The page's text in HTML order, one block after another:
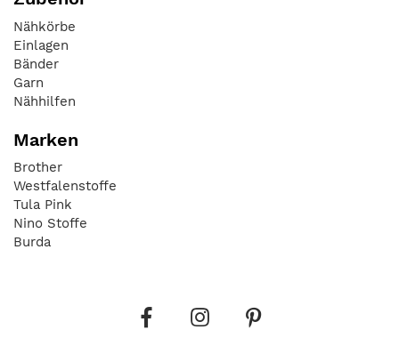
Nähkörbe
Einlagen
Bänder
Garn
Nähhilfen
Marken
Brother
Westfalenstoffe
Tula Pink
Nino Stoffe
Burda